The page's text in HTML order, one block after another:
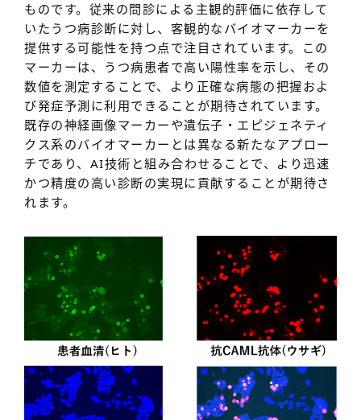
ものです。従来の問診による主観的評価に依存して
いたうつ病診断に対し、客観的なバイオマーカーを
提供する可能性を持つ点で注目されています。この
マーカーは、うつ病患者で高い陽性率を示し、その
数値を測定することで、より正確な病態の把握およ
び発症予測に利用できることが期待されています。
既存の神経画像マーカーや遺伝子・エピジェネティ
クス系のバイオマーカーとは異なる新たなアプロー
チであり、AI技術と組み合わせることで、より迅速
かつ精度の高い診断の実現に貢献することが期待さ
れます。